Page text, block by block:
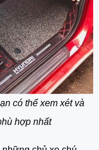
có thể xem xét và
hợp nhất